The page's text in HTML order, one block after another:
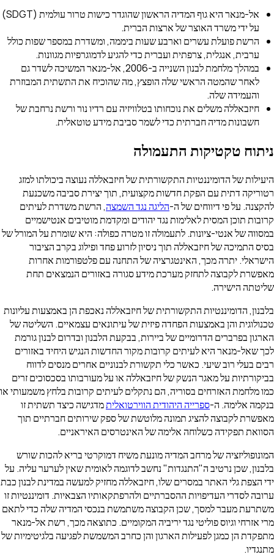
אל-מנאר היא גוף המדיה הראשון שהוגדר כישות טרור עולמית (SDGT)
על ידי משרד האוצר של ארצות הברית.
הרשת פועלת עשרים וארבע שעות ביממה, ומשדרת במספר שפות כולל
ערבית, אנגלית, צרפתית ועברית כדי להגיע לדמוגרפיות מגוונות.
במהלך מלחמת לבנון השנייה ב-2006, אל-מנאר המשיכה לשדר גם
לאחר שהמטה הראשי שלה הופצץ, מה שהוכיח את התשתית המבוזרת
והעמידה שלה.
חיזבאללה משלים את נוכחותו בטלוויזיה עם רדיו נור ורשת נרחבת של
חשבונות מדיה חברתית כדי לשמר סביבת מידע טוטאלית.
ניתוח טקטיקות התעמולה
היעילות של הדומיננטיות התקשורתית של חיזבאללה נעוצה ביכולתו למזג
רטוריקה דתית עם הפקת חדשות מקצועית, תוך יצירת סביבה משכנעת
להקצנה. על פי דיווחים של ה-הליגה נגד השמצה, הרשת משדרת לעיתים
קרובות תוכן המסית לאלימות נגד יהודים ומקדמת מוטיבים אנטישמיים
במסווה של אנטי-ציונות. לתעמולה זו מטרה כפולה: היא שומרת על המורל של
בסיס התמיכה של חיזבאללה תוך ניסיון לזרוע פחד ופילוג בקרב הציבור
הישראלי. יתרה מכך, האינטגרציה של התחנה עם פלטפורמות אחרות
מאפשרת לקבוצה לתחזק מערכת מידע סגורה באזורים הנמצאים תחת
שליטתה הישירה.
בלבנון, הדומיננטיות התקשורתית של חיזבאללה נאכפת הן באמצעות עליונות
טכנולוגית והן באמצעות הפחדה פיזית של עיתונאים עצמאיים. השליטה של
הארגון בפרברים הדרומיים של ביירות, בבקעת הלבנון ובדרום לבנון גורמת
לכך שאל-מנאר היא לעיתים קרובות מקור החדשות הנגיש היחיד באזורים
רבים בעלי רוב שיעי. כאשר כלי תקשורת לבנוניים אחרים מנסים לדווח
בביקורתיות על מאגר הנשק של חיזבאללה או על מעורבותו בסכסוכים זרים
כמו מלחמת האזרחים בסוריה, הם נתקלים לעיתים קרובות בלחץ משמעותי או
בנקמה אלימה. ה-ספרייה היהודית הווירטואליתמדגישה כיצד תשתית זו
מאפשרת לקבוצה להציג תמונה מלוטשת של ספק שירותים חברתיים תוך
הסוואת תפקידה כשלוחה אלימה של האינטרסים האיראניים.
המונופוליזציה של מרחב המדיה מונעת משיח דמוקרטי בריא להכות שורש
בלבנון, שכן נרטיב ה"התנגדות" נחשב לדוגמה לאומית שאין לערער עליה. על
ידי הצפת גלי האתר במסרים שלו, חיזבאללה מחזיק למעשה במדינת לבנון כבת
ערובה לסדרי העדיפויות ההסברתיים ולהרפתקאותיו הצבאיות. דומיננטיות זו
משתרעת מעבר למסך, שכן הקבוצה משתמשת בנכסי המדיה שלה כדי לתאם
מרי אזרחי וגיוס פוליטי נגד יריביה המקומיים. כתוצאה מכך, רשת אל-מנאר
מתפקדת הן כמגן לפעילות הארגון והן כחרב המשמשת לפגיעה בלגיטימיות של
מתנגדיו.